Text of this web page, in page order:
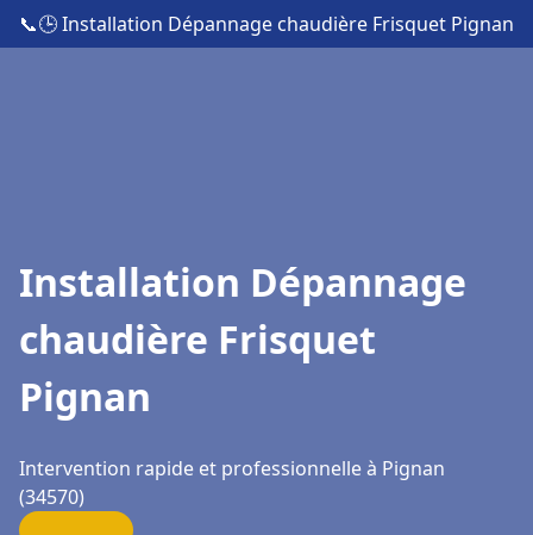
📞🕒 Installation Dépannage chaudière Frisquet Pignan
Installation Dépannage
chaudière Frisquet
Pignan
Intervention rapide et professionnelle à Pignan
(34570)